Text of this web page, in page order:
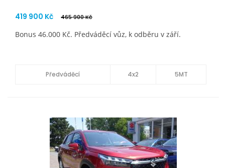
419 900 Kč 465 900 Kč
Bonus 46.000 Kč. Předváděcí vůz, k odběru v září.
Předváděcí 4x2 5MT